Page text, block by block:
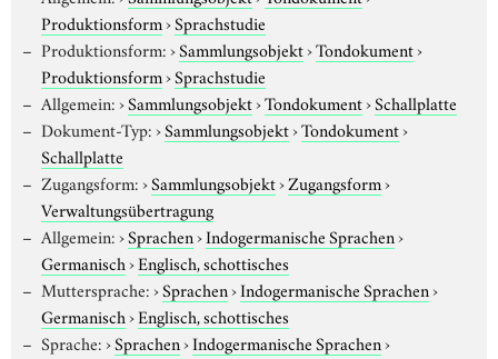
Produktionsform›Sprachstudie
Produktionsform:›Sammlungsobjekt›Tondokument›
Produktionsform›Sprachstudie
Allgemein:›Sammlungsobjekt›Tondokument›Schallplatte
Dokument-Typ:›Sammlungsobjekt›Tondokument›
Schallplatte
Zugangsform:›Sammlungsobjekt›Zugangsform›
Verwaltungsübertragung
Allgemein:›Sprachen›Indogermanische Sprachen›
Germanisch›Englisch, schottisches
Muttersprache:›Sprachen›Indogermanische Sprachen›
Germanisch›Englisch, schottisches
Sprache:›Sprachen›Indogermanische Sprachen›